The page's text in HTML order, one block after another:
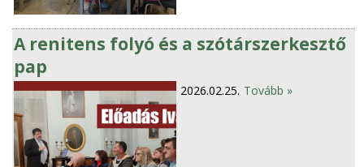
A renitens folyó és a szótárszerkesztő
pap
2026.02.25. Tovább »